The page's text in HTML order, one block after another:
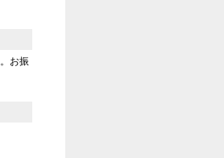
お振